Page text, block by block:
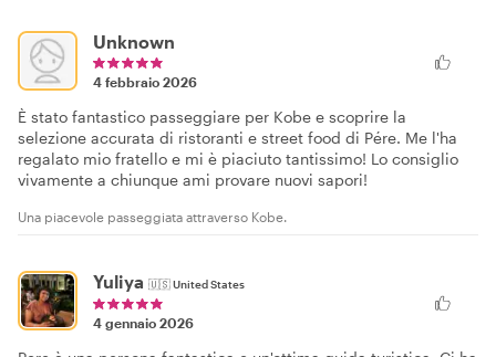
Unknown
4 febbraio 2026
È stato fantastico passeggiare per Kobe e scoprire la
selezione accurata di ristoranti e street food di Pére. Me l'ha
regalato mio fratello e mi è piaciuto tantissimo! Lo consiglio
vivamente a chiunque ami provare nuovi sapori!
Una piacevole passeggiata attraverso Kobe.
Yuliya 🇺🇸United States
4 gennaio 2026